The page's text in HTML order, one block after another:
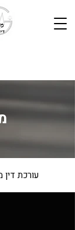
עורכת דין